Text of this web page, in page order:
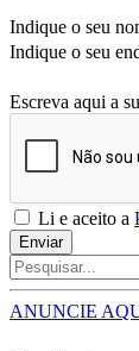
Indique o seu
Indique o seu
Escreva aqui a
Li e aceito a
Enviar
ANUNCIE